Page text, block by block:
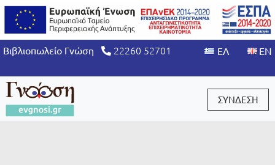
Βιβλιοπωλείο Γνώση 22260 52701
ΣΥΝΔΕΣΗ